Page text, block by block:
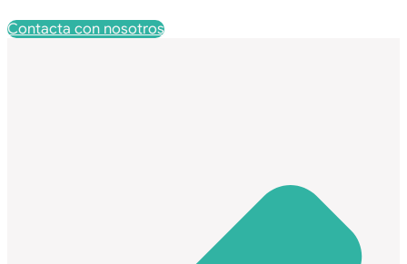
Contacta con nosotros